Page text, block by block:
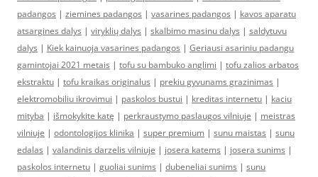
padangos | ziemines padangos | vasarines padangos | kavos aparatu
atsargines dalys | viryklių dalys | skalbimo masinu dalys | saldytuvu
dalys | Kiek kainuoja vasarines padangos | Geriausi asariniu padangu
gamintojai 2021 metais | tofu su bambuko anglimi | tofu zalios arbatos
ekstraktu | tofu kraikas originalus | prekiu gyvunams grazinimas |
elektromobiliu ikrovimui | paskolos bustui | kreditas internetu | kaciu
mityba | išmokykite katę | perkraustymo paslaugos vilniuje | meistras
vilniuje | odontologijos klinika | super premium | sunu maistas | sunu
edalas | valandinis darzelis vilniuje | josera katems | josera sunims |
paskolos internetu | guoliai sunims | dubeneliai sunims | sunu